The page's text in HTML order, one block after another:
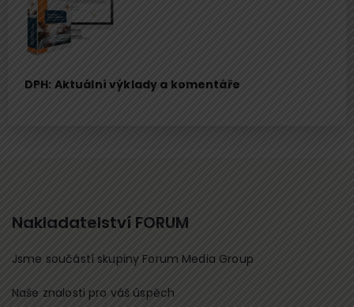
DPH: Aktuální výklady a komentáře
Nakladatelství FORUM
Jsme součástí skupiny Forum Media Group
Naše znalosti pro váš úspěch